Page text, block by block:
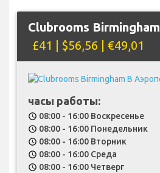
Clubrooms Birmingham
£41 | $56,56 | €49,01
часы работы:
schedule 08:00 - 16:00 Воскресенье
schedule 08:00 - 16:00 Понедельник
schedule 08:00 - 16:00 Вторник
schedule 08:00 - 16:00 Среда
schedule 08:00 - 16:00 Четверг